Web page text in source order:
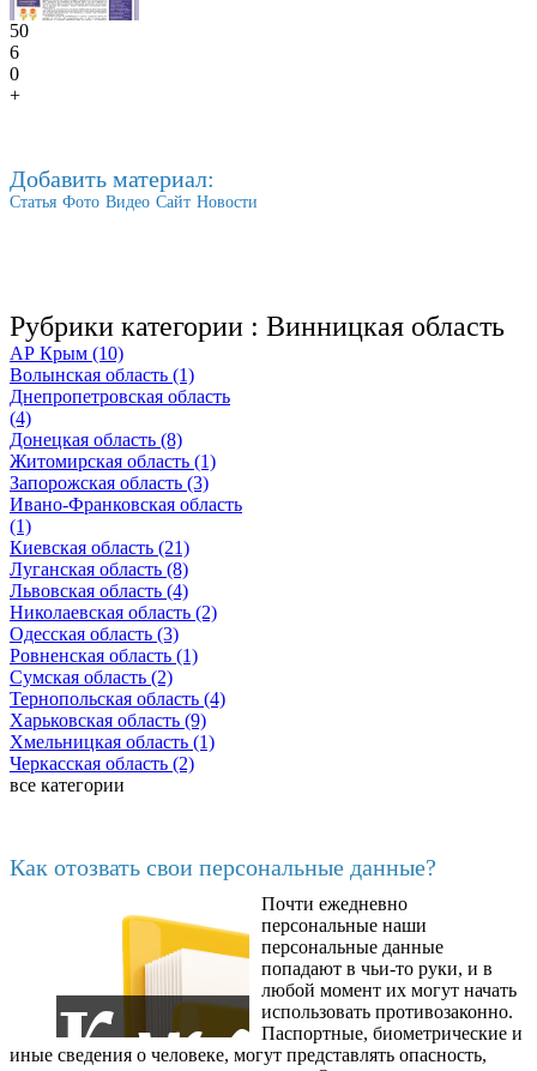
50
6
0
+
Добавить материал:
Статья Фото Видео Сайт Новости
Рубрики категории : Винницкая область
АР Крым (10)
Волынская область (1)
Днепропетровская область
(4)
Донецкая область (8)
Житомирская область (1)
Запорожская область (3)
Ивано-Франковская область
(1)
Киевская область (21)
Луганская область (8)
Львовская область (4)
Николаевская область (2)
Одесская область (3)
Ровненская область (1)
Сумская область (2)
Тернопольская область (4)
Харьковская область (9)
Хмельницкая область (1)
Черкасская область (2)
все категории
Как отозвать свои персональные данные?
Почти ежедневно
персональные наши
персональные данные
попадают в чьи-то руки, и в
любой момент их могут начать
использовать противозаконно.
Паспортные, биометрические и
иные сведения о человеке, могут представлять опасность,